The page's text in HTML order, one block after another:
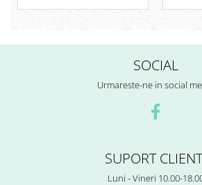
Auriu 150 ml
SOCIAL
Urmareste-ne in social
SUPORT
Luni - Vineri 10.00-